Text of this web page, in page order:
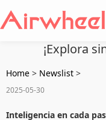
¡Explora
Home > Newslist >
2025-05-30
Inteligencia en cada